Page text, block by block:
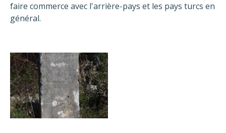
faire commerce avec l'arrière-pays et les pays turcs en
général.